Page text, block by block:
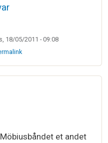
18/05/2011 - 09:08
et andet